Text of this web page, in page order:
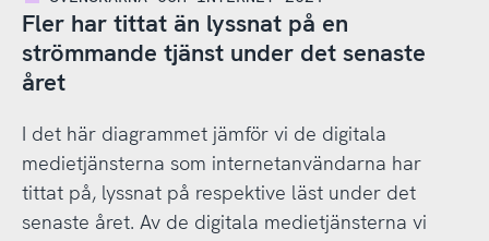
Fler har tittat än lyssnat på en
strömmande tjänst under det senaste
året
I det här diagrammet jämför vi de digitala
medietjänsterna som internetanvändarna har
tittat på, lyssnat på respektive läst under det
senaste året. Av de digitala medietjänsterna vi